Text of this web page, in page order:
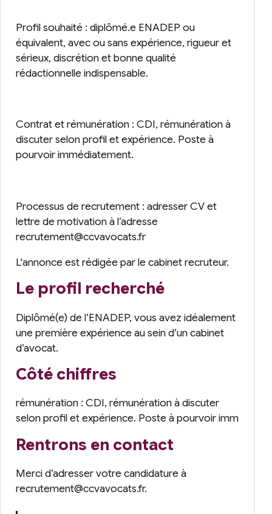
Profil souhaité : diplômé.e ENADEP ou
équivalent, avec ou sans expérience, rigueur et
sérieux, discrétion et bonne qualité
rédactionnelle indispensable.
Contrat et rémunération : CDI, rémunération à
discuter selon profil et expérience. Poste à
pourvoir immédiatement.
Processus de recrutement : adresser CV et
lettre de motivation à l’adresse
recrutement@ccvavocats.fr
L'annonce est rédigée par le cabinet recruteur.
Le profil recherché
Diplômé(e) de l’ENADEP, vous avez idéalement
une première expérience au sein d’un cabinet
d’avocat.
Côté chiffres
rémunération : CDI, rémunération à discuter
selon profil et expérience. Poste à pourvoir imm
Rentrons en contact
Merci d’adresser votre candidature à
recrutement@ccvavocats.fr.